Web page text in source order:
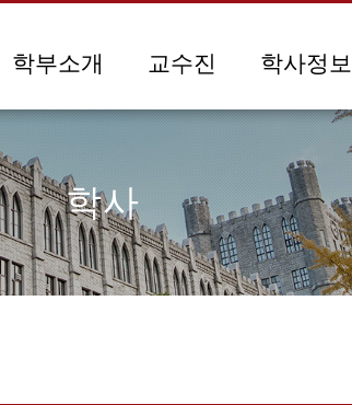
학부소개 교수진 학사정보
학사